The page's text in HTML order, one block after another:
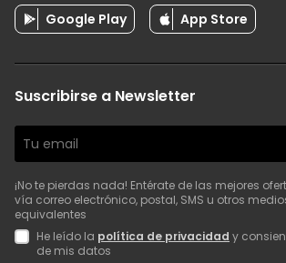
Google Play App Store
Suscribirse a Newsletter
¡No te pierdas nada! Entérate de las mejores
vía correo electrónico, postal, SMS u otros
equivalentes
He leído la política de privacidad y
de mis datos